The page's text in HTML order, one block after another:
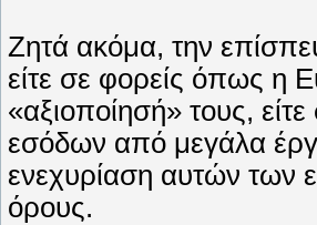
Zητά ακόμα, την
είτε σε φορείς όπως η
«αξιοποίησή» τους,
εσόδων από μεγάλα
ενεχυρίαση αυτών των
όρους.